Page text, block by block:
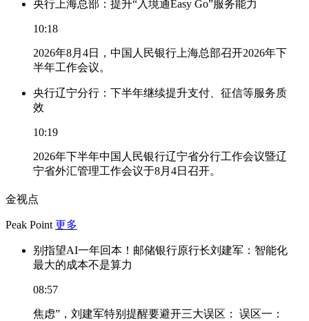
央行上海总部：提升“入境通Easy Go”服务能力
10:18
2026年8月4日，中国人民银行上海总部召开2026年下
半年工作会议。
央行辽宁分行：下半年继续提升支付、征信等服务质
效
10:19
2026年下半年中国人民银行辽宁省分行工作会议暨辽
宁省外汇管理工作会议于8月4日召开。
金视点
Peak Point 更多
别指望AI一年回本！邮储银行原行长刘建军：智能化
最大的成本不是算力
08:57
焦虑”，刘建军特别提醒要避开三大误区： 误区一：